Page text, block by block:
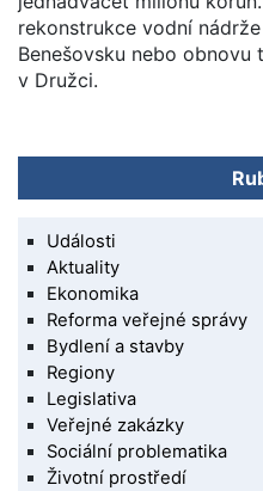
rekonstrukce vodní
Benešovsku nebo
v Družci.
Události
Aktuality
Ekonomika
Reforma veřejné správy
Bydlení a stavby
Regiony
Legislativa
Veřejné zakázky
Sociální problematika
Životní prostředí